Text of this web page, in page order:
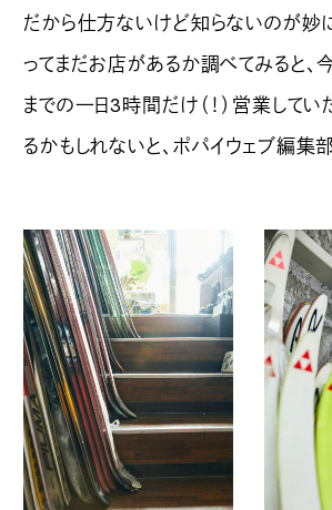
だから仕方ないけど知らないのが妙
ってまだお店があるか調べてみると、
までの一日3時間だけ（！）営業してい
るかもしれないと、ポパイウェブ編集